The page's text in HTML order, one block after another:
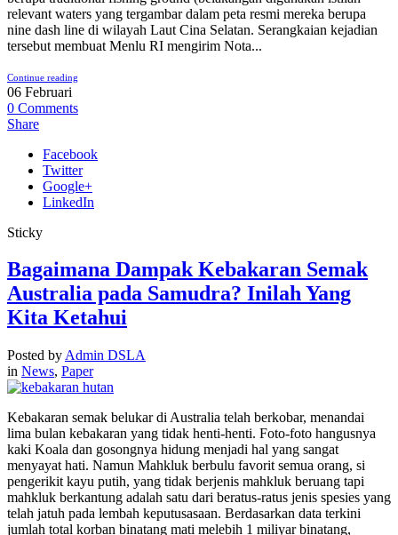
relevant waters yang tergambar dalam peta resmi mereka berupa
nine dash line di wilayah Laut Cina Selatan. Serangkaian kejadian
tersebut membuat Menlu RI mengirim Nota...
Continue reading
06 Februari
0 Comments
Share
Facebook
Twitter
Google+
LinkedIn
Sticky
Bagaimana Dampak Kebakaran Semak
Australia pada Samudra? Inilah Yang
Kita Ketahui
Posted by Admin DSLA
in News, Paper
Kebakaran semak belukar di Australia telah berkobar, menandai
lima bulan kebakaran yang tidak henti-henti. Foto-foto hangusnya
kaki Koala dan gosongnya hidung menjadi hal yang sangat
menyayat hati. Namun Mahkluk berbulu favorit semua orang, si
pengerikit kayu putih, yang tidak berjenis mahkluk beruang tapi
mahkluk berkantung adalah satu dari beratus-ratus jenis spesies yang
telah jatuh pada lembah keputusasaan. Berdasarkan data terkini
jumlah total korban binatang mati melebih 1 miliyar binatang,